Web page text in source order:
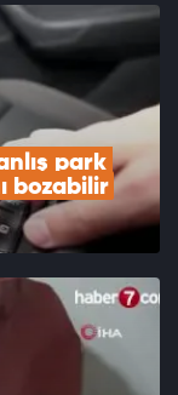
park
bozabilir